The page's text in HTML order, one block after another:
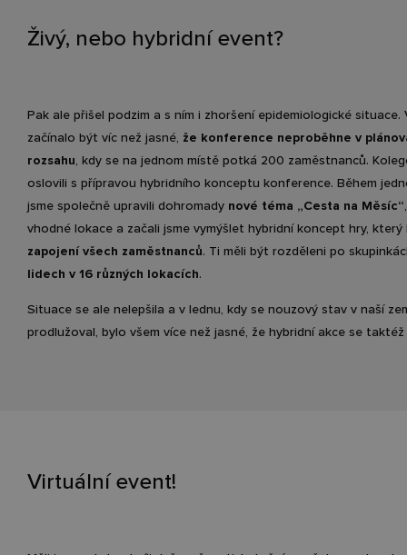
Živý, nebo hybridní event?
Pak ale přišel podzim a s ním i zhoršení epidemiologické situace.
začínalo být víc než jasné, že konference neproběhne v
rozsahu, kdy se na jednom místě potká 200 zaměstnanců.
oslovili s přípravou hybridního konceptu konference. Během
jsme společně upravili dohromady nové téma „Cesta na Měsíc“
vhodné lokace a začali jsme vymýšlet hybridní koncept hry, který
zapojení všech zaměstnanců. Ti měli být rozděleni po
lidech v 16 různých lokacích.
Situace se ale nelepšila a v lednu, kdy se nouzový stav v naší
prodlužoval, bylo všem více než jasné, že hybridní akce se
Virtuální event!